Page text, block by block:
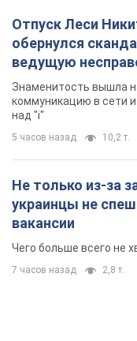
TOP NEWS